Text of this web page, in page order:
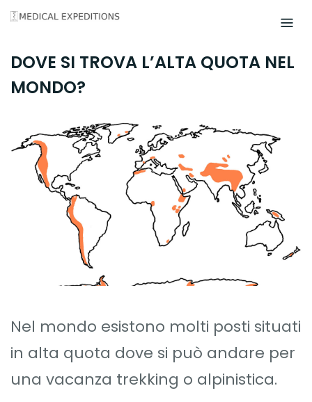
Skip
content
DOVE SI TROVA L’ALTA QUOTA NEL
MONDO?
Nel mondo esistono molti posti situati
in alta quota dove si può andare per
una vacanza trekking o alpinistica.